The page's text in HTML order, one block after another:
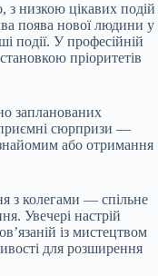
з низкою цікавих подій
поява нової людини у
події. У професійній
пріоритетів
запланованих
сюрпризи —
знайомим або отримання
з колегами — спільне
Увечері настрій
із мистецтвом
для розширення